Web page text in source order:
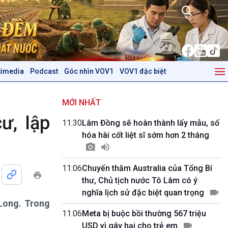
Podcast Góc nhìn VOV1 VOV1 đặc biệt
Trước giờ mở cửa
Dòng chảy Kinh tế
Tuyên chiến với gian lận
thương mại
Mùa vàng
Biển đảo Việt Nam
Tìm hiểu biển, đảo Việt
Nam
Podcast
Góc nhìn VOV1
Bình luận
lập
Trong
MỚI NHẤT
11:30Lâm Đồng sẽ hoàn thành lấy mẫu, số
hóa hài cốt liệt sĩ sớm hơn 2 tháng
11:06Chuyến thăm Australia của Tổng Bí
thư, Chủ tịch nước Tô Lâm có ý
nghĩa lịch sử đặc biệt quan trọng
11:06Meta bị buộc bồi thường 567 triệu
USD vì gây hại cho trẻ em